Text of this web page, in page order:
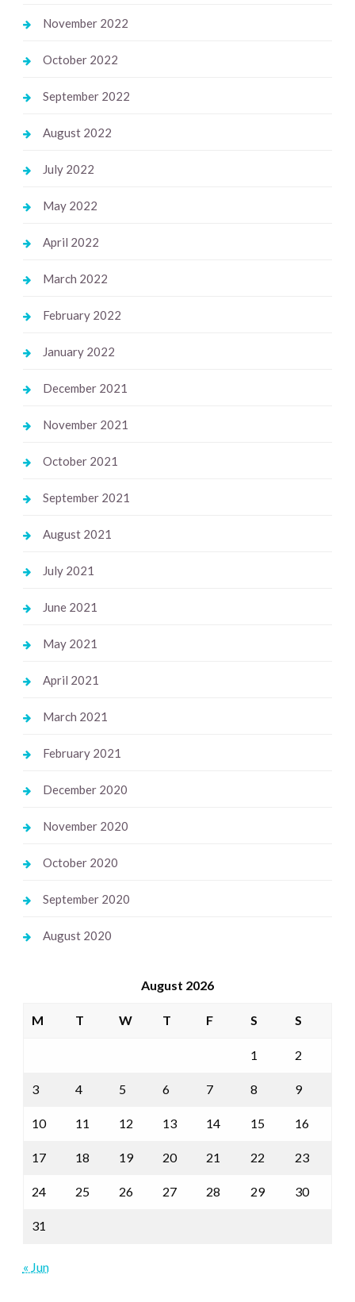
November 2022
October 2022
September 2022
August 2022
July 2022
May 2022
April 2022
March 2022
February 2022
January 2022
December 2021
November 2021
October 2021
September 2021
August 2021
July 2021
June 2021
May 2021
April 2021
March 2021
February 2021
December 2020
November 2020
October 2020
September 2020
August 2020
August 2026
M T W T F S S
1 2
3 4 5 6 7 8 9
10 11 12 13 14 15 16
17 18 19 20 21 22 23
24 25 26 27 28 29 30
31
« Jun